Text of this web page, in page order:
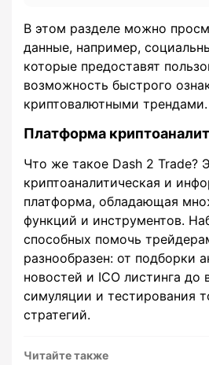
В этом разделе можно
данные, например,
которые предоставят
возможность быстрого
криптовалютными трендами.
Платформа
Что же такое Dash 2 Trade?
криптоаналитическая и
платформа, обладающая
функций и инструментов.
способных помочь
разнообразен: от подборки
новостей и ICO листинга до
симуляции и тестирования
стратегий.
Читайте также